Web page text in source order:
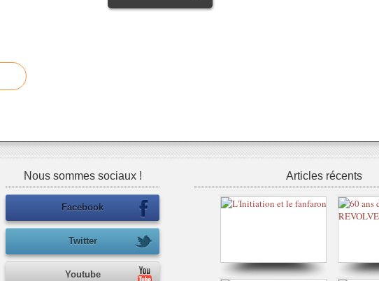
Nous sommes sociaux !
Facebook
Twitter
Youtube
Articles récents